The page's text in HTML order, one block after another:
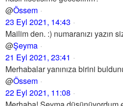
@Össem
23 Eyl 2021, 14:43
Mailim den. :) numaranızı yazın
@Şeyma
21 Eyl 2021, 23:41
Merhabalar yanınıza birini
@Össem
22 Eyl 2021, 11:08